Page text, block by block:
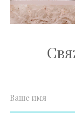
Ваше имя